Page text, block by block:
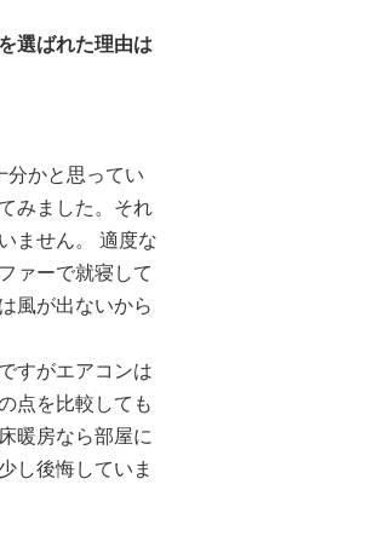
選ばれた理由は
分かと思ってい
みました。それ
ません。 適度な
ァーで就寝して
風が出ないから
すがエアコンは
点を比較しても
暖房なら部屋に
し後悔していま